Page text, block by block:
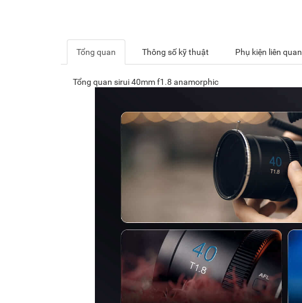
Tổng quan Thông số kỹ thuật Phụ kiện liên quan
Tổng quan sirui 40mm f1.8 anamorphic